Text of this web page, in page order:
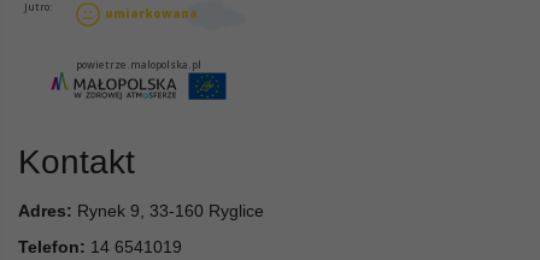
Kontakt
Adres: Rynek 9, 33-160 Ryglice
Telefon: 14 6541019